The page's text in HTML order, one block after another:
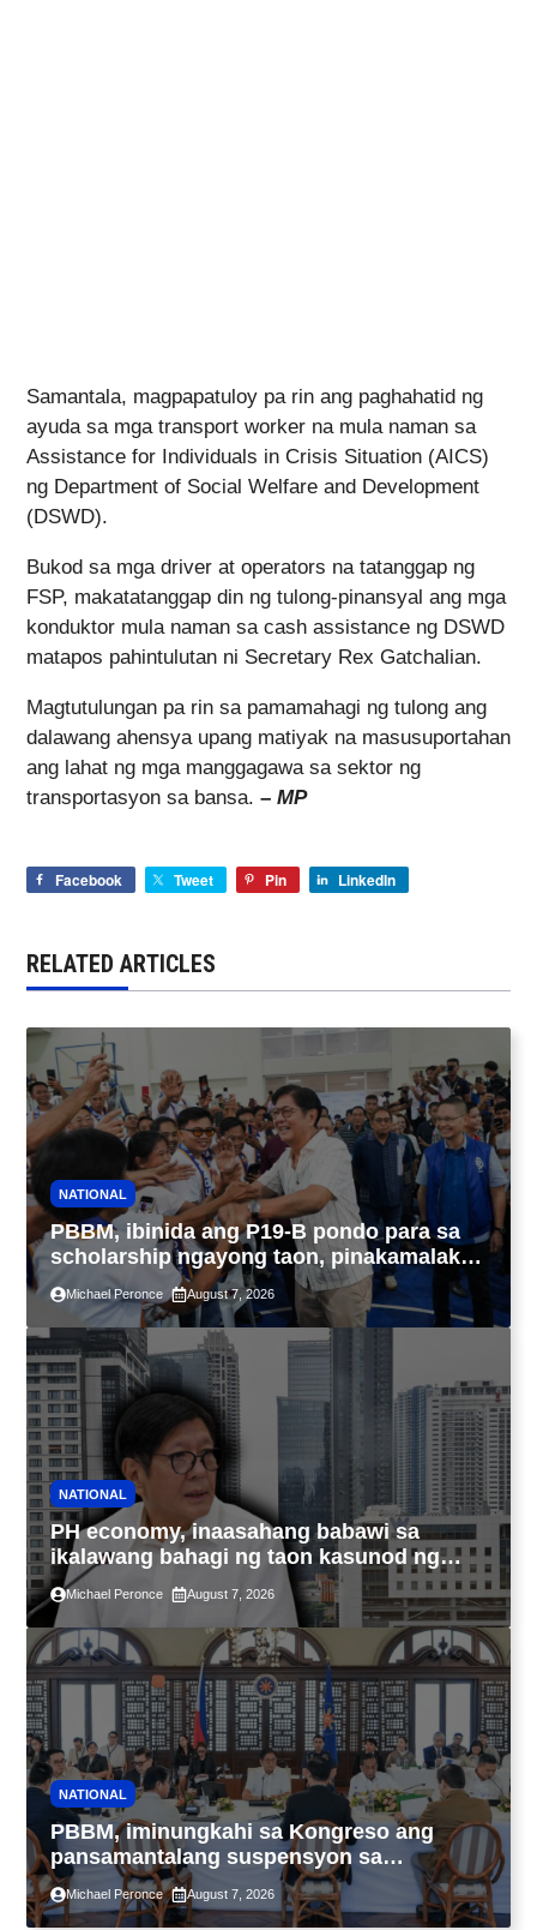
Samantala, magpapatuloy pa rin ang paghahatid ng
ayuda sa mga transport worker na mula naman sa
Assistance for Individuals in Crisis Situation (AICS)
ng Department of Social Welfare and Development
(DSWD).
Bukod sa mga driver at operators na tatanggap ng
FSP, makatatanggap din ng tulong-pinansyal ang mga
konduktor mula naman sa cash assistance ng DSWD
matapos pahintulutan ni Secretary Rex Gatchalian.
Magtutulungan pa rin sa pamamahagi ng tulong ang
dalawang ahensya upang matiyak na masusuportahan
ang lahat ng mga manggagawa sa sektor ng
transportasyon sa bansa. – MP
Facebook Tweet Pin LinkedIn
RELATED ARTICLES
NATIONAL
PBBM, ibinida ang P19-B pondo para sa
scholarship ngayong taon, pinakamalaki
sa kasaysayan ng TESDA
Michael Peronce August 7, 2026
NATIONAL
PH economy, inaasahang babawi sa
ikalawang bahagi ng taon kasunod ng
2.3% GDP dulot ng Middle East war,
pagkaantala ng public construction
Michael Peronce August 7, 2026
NATIONAL
PBBM, iminungkahi sa Kongreso ang
pansamantalang suspensyon sa
pagpapatupad ng Real Property Valuation
and Assessment Reform Act
Michael Peronce August 7, 2026